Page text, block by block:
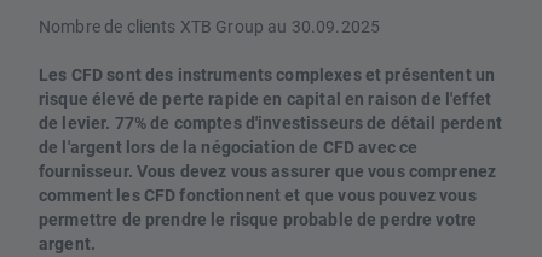
Nombre de clients XTB Group au 30.09.2025
Les CFD sont des instruments complexes et présentent un
risque élevé de perte rapide en capital en raison de l'effet
de levier. 77% de comptes d'investisseurs de détail perdent
de l'argent lors de la négociation de CFD avec ce
fournisseur. Vous devez vous assurer que vous comprenez
comment les CFD fonctionnent et que vous pouvez vous
permettre de prendre le risque probable de perdre votre
argent.